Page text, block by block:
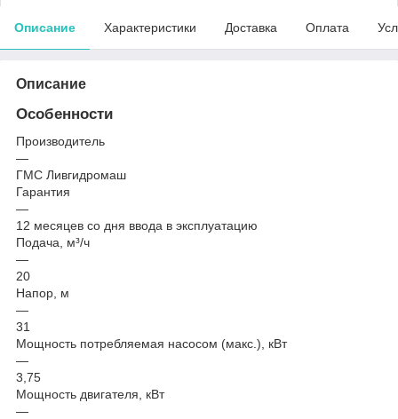
Описание Характеристики Доставка Оплата
Описание
Особенности
Производитель
—
ГМС Ливгидромаш
Гарантия
—
12 месяцев со дня ввода в эксплуатацию
Подача, м³/ч
—
20
Напор, м
—
31
Мощность потребляемая насосом (макс.), кВт
—
3,75
Мощность двигателя, кВт
—